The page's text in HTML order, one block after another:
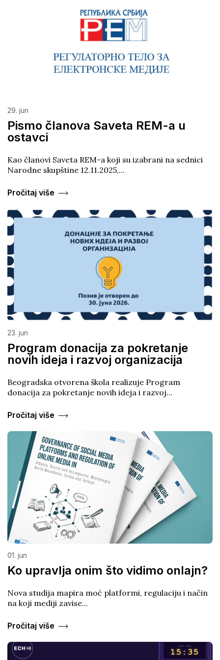
Pronađi
29. jun
Pismo članova Saveta REM-a u
ostavci
Kao članovi Saveta REM-a koji su izabrani na sednici
Narodne skupštine 12.11.2025,...
Pročitaj više
23. jun
Program donacija za pokretanje
novih ideja i razvoj organizacija
Beogradska otvorena škola realizuje Program
donacija za pokretanje novih ideja i razvoj...
Pročitaj više
01. jun
Ko upravlja onim što vidimo onlajn?
Nova studija mapira moć platformi, regulaciju i način
na koji mediji zavise...
Pročitaj više